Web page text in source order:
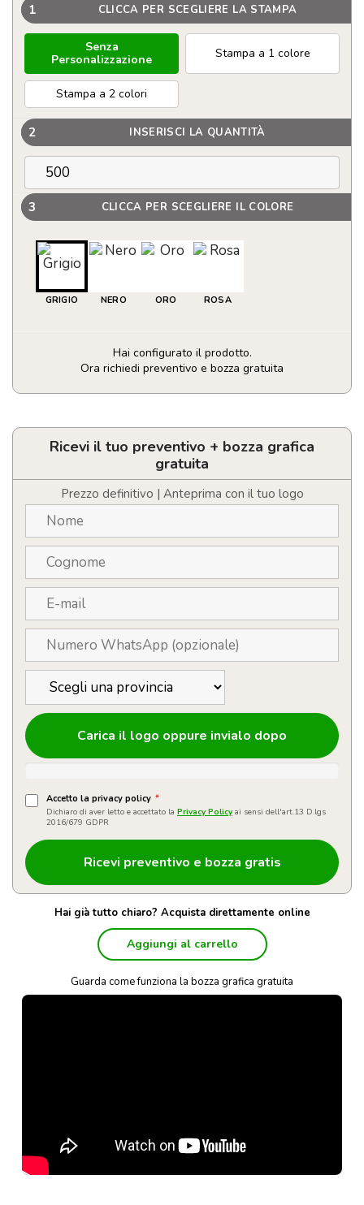
1 CLICCA PER SCEGLIERE LA STAMPA
Senza
Personalizzazione
Stampa a 1 colore
Stampa a 2 colori
2 INSERISCI LA QUANTITÀ
3 CLICCA PER SCEGLIERE IL COLORE
GRIGIO NERO ORO ROSA
Hai configurato il prodotto.
Ora richiedi preventivo e bozza gratuita
Penna
finitura
lucidaRicevi il tuo preventivo + bozza grafica
gratuita
Prezzo definitivo | Anteprima con il tuo logo
Carica il logo oppure invialo dopo
Accetto la privacy policy *
Dichiaro di aver letto e accettato la Privacy Policy ai sensi dell'art.13 D.lgs
2016/679 GDPR
Hai già tutto chiaro? Acquista direttamente online
Aggiungi al carrello
Guarda come funziona la bozza grafica gratuita